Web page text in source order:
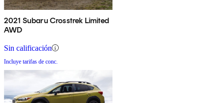
2021 Subaru Crosstrek Limited
AWD
Sin calificación
Incluye tarifas de conc.